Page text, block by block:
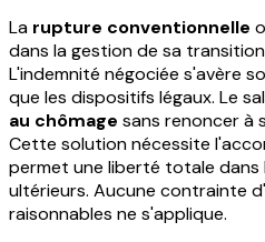
La rupture conventionnelle
dans la gestion de sa
L'indemnité négociée s'avère
que les dispositifs légaux. Le
au chômage sans renoncer à
Cette solution nécessite
permet une liberté totale dans
ultérieurs. Aucune contrainte
raisonnables ne s'applique.